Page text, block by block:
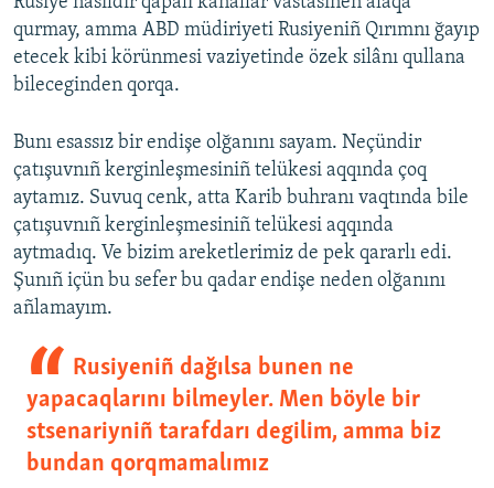
qurmay, amma ABD müdiriyeti Rusiyeniñ Qırımnı ğayıp
etecek kibi körünmesi vaziyetinde özek silânı qullana
bileceginden qorqa.
Bunı esassız bir endişe olğanını sayam. Neçündir
çatışuvnıñ kerginleşmesiniñ telükesi aqqında çoq
aytamız. Suvuq cenk, atta Karib buhranı vaqtında bile
çatışuvnıñ kerginleşmesiniñ telükesi aqqında
aytmadıq. Ve bizim areketlerimiz de pek qararlı edi.
Şunıñ içün bu sefer bu qadar endişe neden olğanını
añlamayım.
Rusiyeniñ dağılsa bunen ne
yapacaqlarını bilmeyler. Men böyle bir
stsenariyniñ tarafdarı degilim, amma biz
bundan qorqmamalımız